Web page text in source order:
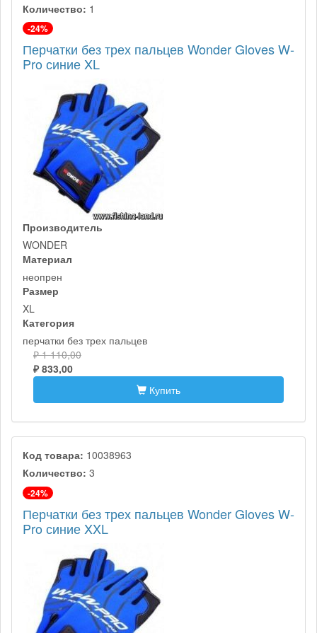
Количество: 1
-24%
Перчатки без трех пальцев Wonder Gloves W-
Pro синие XL
Производитель
WONDER
Материал
неопрен
Размер
XL
Категория
перчатки без трех пальцев
₽ 1 110,00
₽ 833,00
Купить
Код товара: 10038963
Количество: 3
-24%
Перчатки без трех пальцев Wonder Gloves W-
Pro синие XXL